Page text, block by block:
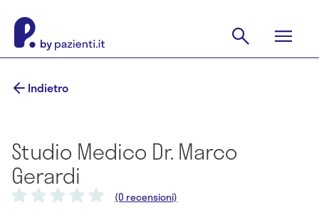
Indietro
Studio Medico Dr. Marco
Gerardi
(0 recensioni)